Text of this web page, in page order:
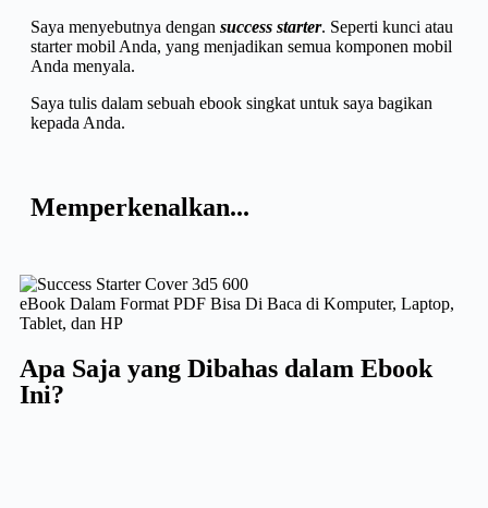
Saya menyebutnya dengan success starter. Seperti kunci atau
starter mobil Anda, yang menjadikan semua komponen mobil
Anda menyala.
Saya tulis dalam sebuah ebook singkat untuk saya bagikan
kepada Anda.
Memperkenalkan...
eBook Dalam Format PDF Bisa Di Baca di Komputer, Laptop,
Tablet, dan HP
Apa Saja yang Dibahas dalam Ebook
Ini?